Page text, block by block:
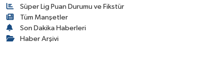
Süper Lig Puan Durumu ve Fikstür
Tüm Manşetler
Son Dakika Haberleri
Haber Arşivi